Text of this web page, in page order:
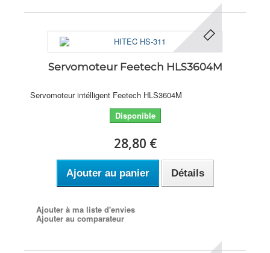
Servomoteur Feetech HLS3604M
Servomoteur intélligent Feetech HLS3604M
Disponible
28,80 €
Ajouter au panier Détails
Ajouter à ma liste d'envies
Ajouter au comparateur